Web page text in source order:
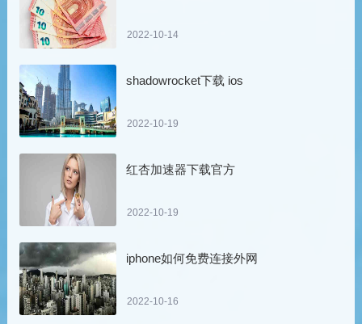
2022-10-14
shadowrocket下载 ios
2022-10-19
红杏加速器下载官方
2022-10-19
iphone如何免费连接外网
2022-10-16